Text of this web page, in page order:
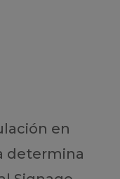
en
determina